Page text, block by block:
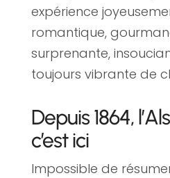
expérience
romantique,
surprenante,
toujours vibrante de
Depuis 1864,
c’est ici
Impossible de